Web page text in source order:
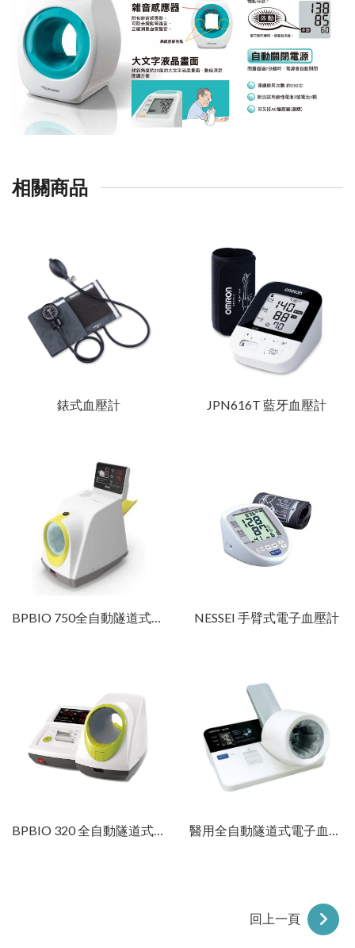
相關商品
錶式血壓計 JPN616T 藍牙血壓計
BPBIO 750全自動隧道式血壓計 NESSEI 手臂式電子血壓計
BPBIO 320 全自動隧道式血壓計 醫用全自動隧道式電子血壓計
回上一頁